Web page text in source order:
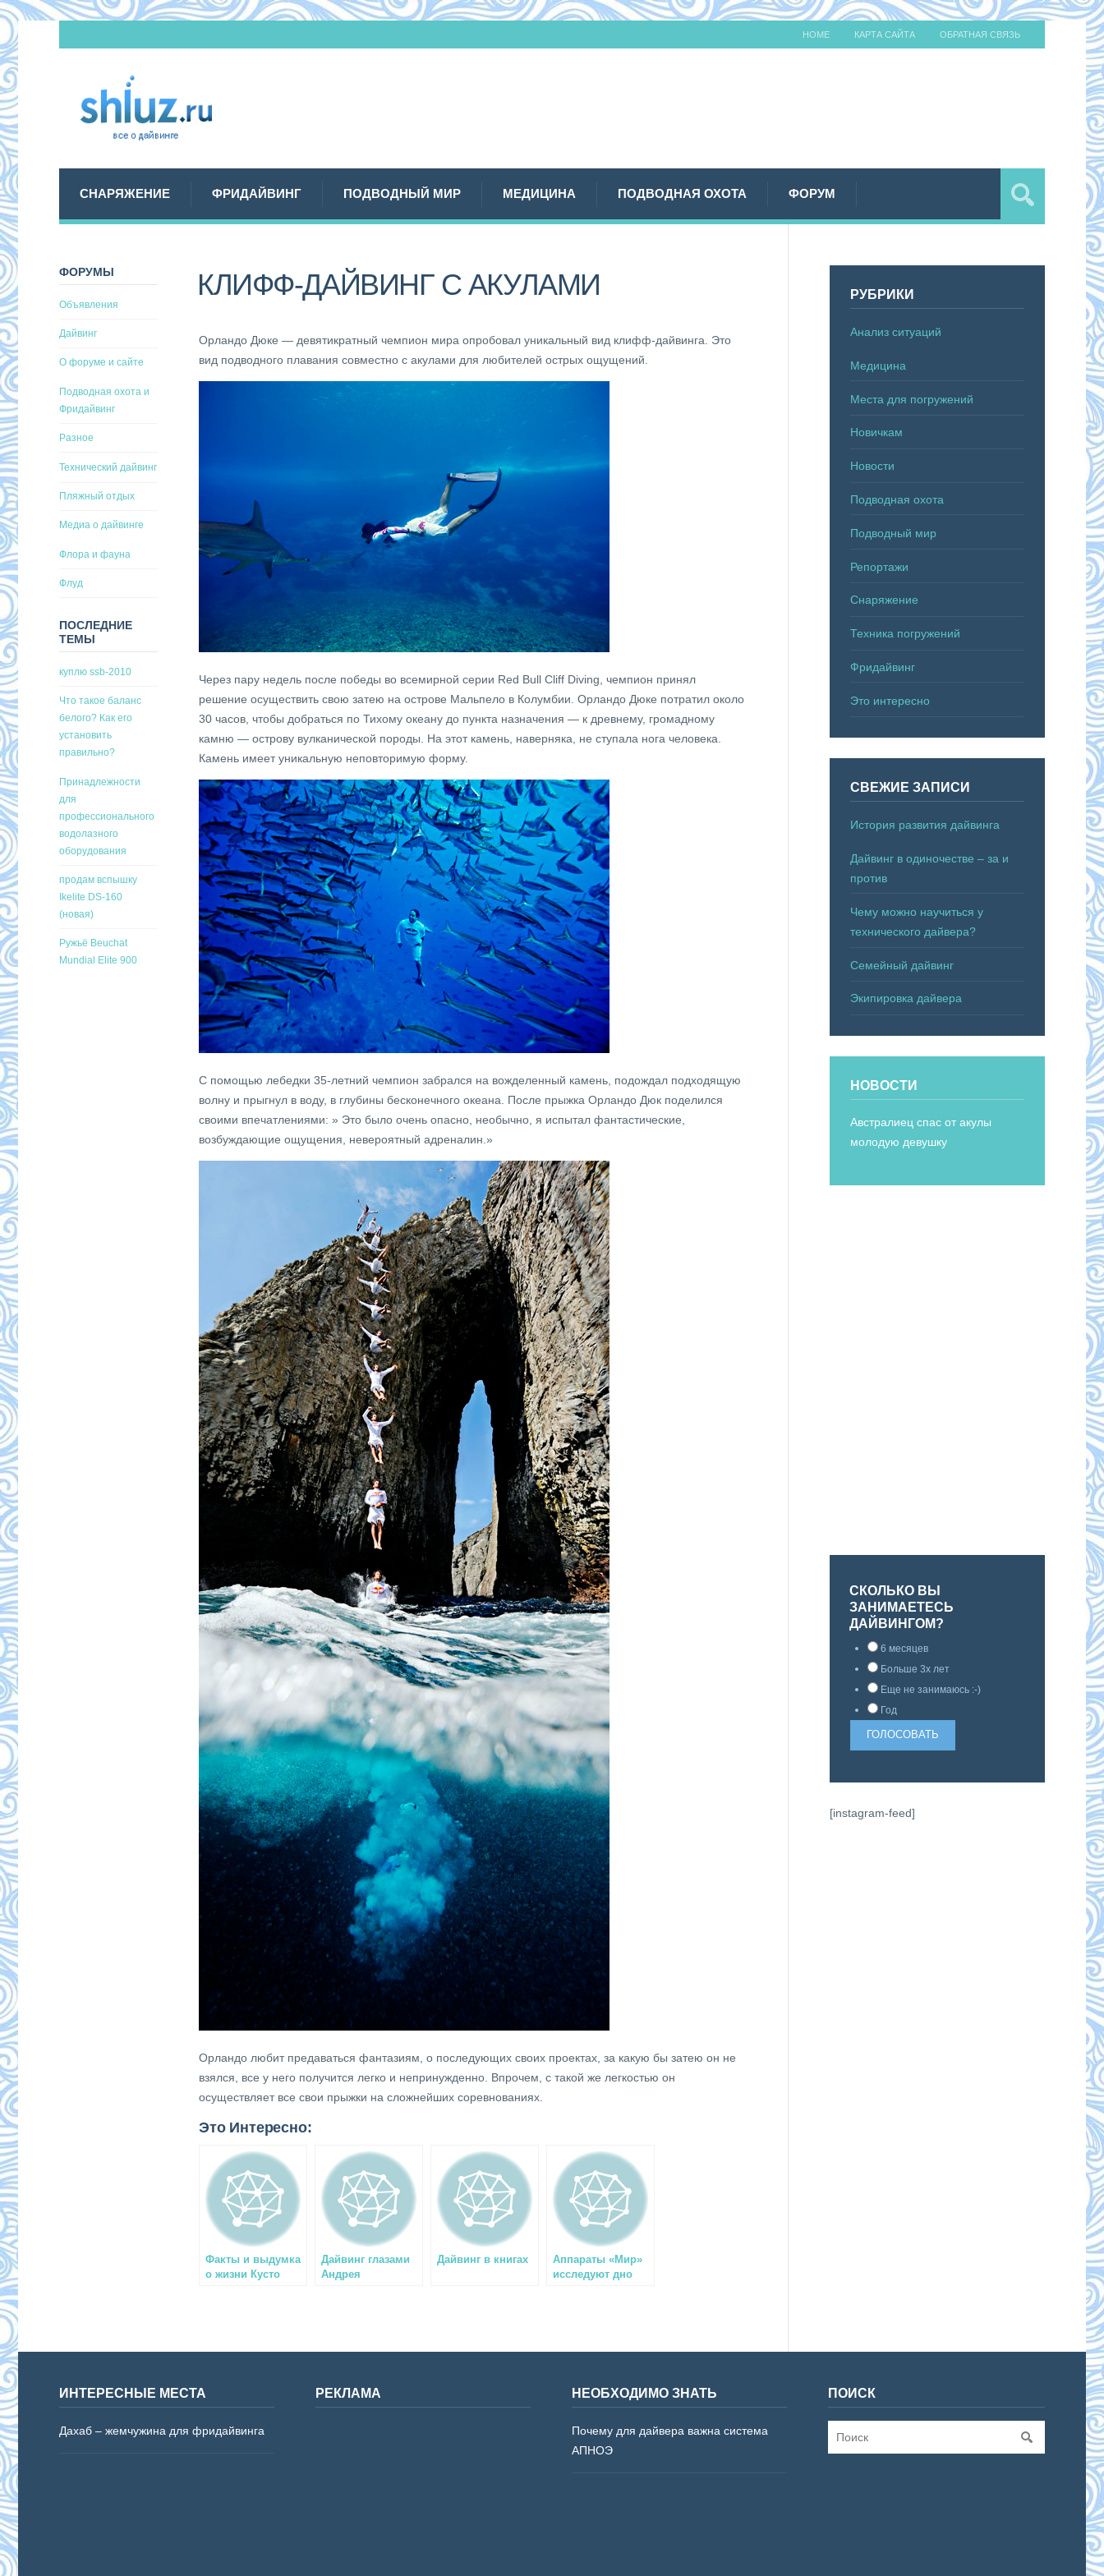
HOME КАРТА САЙТА ОБРАТНАЯ СВЯЗЬ
СНАРЯЖЕНИЕ ФРИДАЙВИНГ ПОДВОДНЫЙ МИР МЕДИЦИНА ПОДВОДНАЯ ОХОТА ФОРУМ
КЛИФФ-ДАЙВИНГ С АКУЛАМИ
Орландо Дюке — девятикратный чемпион мира опробовал уникальный вид клифф-дайвинга. Это
вид подводного плавания совместно с акулами для любителей острых ощущений.
Через пару недель после победы во всемирной серии Red Bull Cliff Diving, чемпион принял
решение осуществить свою затею на острове Мальпело в Колумбии. Орландо Дюке потратил около
30 часов, чтобы добраться по Тихому океану до пункта назначения — к древнему, громадному
камню — острову вулканической породы. На этот камень, наверняка, не ступала нога человека.
Камень имеет уникальную неповторимую форму.
С помощью лебедки 35-летний чемпион забрался на вожделенный камень, подождал подходящую
волну и прыгнул в воду, в глубины бесконечного океана. После прыжка Орландо Дюк поделился
своими впечатлениями: » Это было очень опасно, необычно, я испытал фантастические,
возбуждающие ощущения, невероятный адреналин.»
Орландо любит предаваться фантазиям, о последующих своих проектах, за какую бы затею он не
взялся, все у него получится легко и непринужденно. Впрочем, с такой же легкостью он
осуществляет все свои прыжки на сложнейших соревнованиях.
Это Интересно:
Факты и выдумка
о жизни Кусто
Дайвинг глазами
Андрея
Дайвинг в книгах
Аппараты «Мир»
исследуют дно
ФОРУМЫ
Объявления
Дайвинг
О форуме и сайте
Подводная охота и
Фридайвинг
Разное
Технический дайвинг
Пляжный отдых
Медиа о дайвинге
Флора и фауна
Флуд
ПОСЛЕДНИЕ
ТЕМЫ
куплю ssb-2010
Что такое баланс
белого? Как его
установить
правильно?
Принадлежности
для
профессионального
водолазного
оборудования
продам вспышку
Ikelite DS-160
(новая)
Ружьё Beuchat
Mundial Elite 900
РУБРИКИ
Анализ ситуаций
Медицина
Места для погружений
Новичкам
Новости
Подводная охота
Подводный мир
Репортажи
Снаряжение
Техника погружений
Фридайвинг
Это интересно
СВЕЖИЕ ЗАПИСИ
История развития дайвинга
Дайвинг в одиночестве – за и
против
Чему можно научиться у
технического дайвера?
Семейный дайвинг
Экипировка дайвера
НОВОСТИ
Австралиец спас от акулы
молодую девушку
СКОЛЬКО ВЫ
ЗАНИМАЕТЕСЬ
ДАЙВИНГОМ?
6 месяцев
Больше 3х лет
Еще не занимаюсь :-)
Год
[instagram-feed]
ИНТЕРЕСНЫЕ МЕСТА
Дахаб – жемчужина для фридайвинга
РЕКЛАМА НЕОБХОДИМО ЗНАТЬ
Почему для дайвера важна система
АПНОЭ
ПОИСК